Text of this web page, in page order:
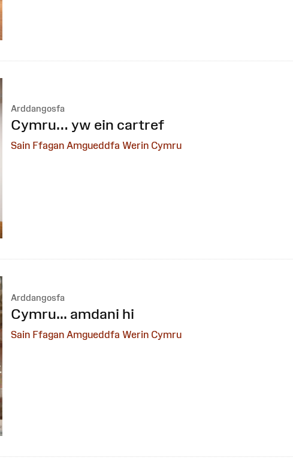
Arddangosfa
:
Cymru… yw ein cartref
Sain Ffagan Amgueddfa Werin Cymru
Arddangosfa
:
Cymru... amdani hi
Sain Ffagan Amgueddfa Werin Cymru